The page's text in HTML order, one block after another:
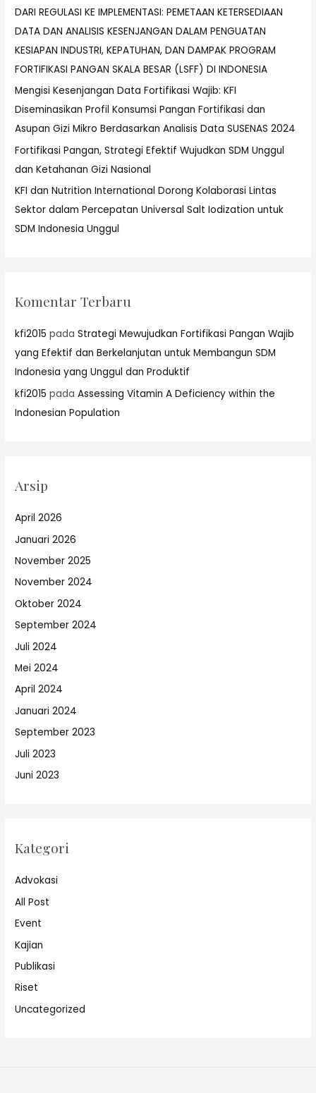
DARI REGULASI KE IMPLEMENTASI: PEMETAAN KETERSEDIAAN
DATA DAN ANALISIS KESENJANGAN DALAM PENGUATAN
KESIAPAN INDUSTRI, KEPATUHAN, DAN DAMPAK PROGRAM
FORTIFIKASI PANGAN SKALA BESAR (LSFF) DI INDONESIA
Mengisi Kesenjangan Data Fortifikasi Wajib: KFI
Diseminasikan Profil Konsumsi Pangan Fortifikasi dan
Asupan Gizi Mikro Berdasarkan Analisis Data SUSENAS 2024
Fortifikasi Pangan, Strategi Efektif Wujudkan SDM Unggul
dan Ketahanan Gizi Nasional
KFI dan Nutrition International Dorong Kolaborasi Lintas
Sektor dalam Percepatan Universal Salt Iodization untuk
SDM Indonesia Unggul
Komentar Terbaru
kfi2015 padaStrategi Mewujudkan Fortifikasi Pangan Wajib
yang Efektif dan Berkelanjutan untuk Membangun SDM
Indonesia yang Unggul dan Produktif
kfi2015 padaAssessing Vitamin A Deficiency within the
Indonesian Population
Arsip
April 2026
Januari 2026
November 2025
November 2024
Oktober 2024
September 2024
Juli 2024
Mei 2024
April 2024
Januari 2024
September 2023
Juli 2023
Juni 2023
Kategori
Advokasi
All Post
Event
Kajian
Publikasi
Riset
Uncategorized